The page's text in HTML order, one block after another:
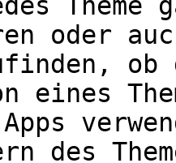
oder
ob
eines
des